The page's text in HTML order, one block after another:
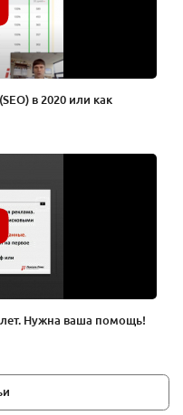
в 2020 или как
лет. Нужна ваша помощь!